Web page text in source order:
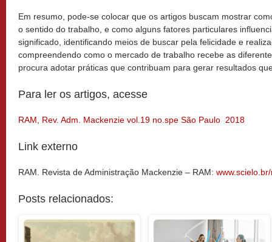
Em resumo, pode-se colocar que os artigos buscam mostrar
o sentido do trabalho, e como alguns fatores particulares
significado, identificando meios de buscar pela felicidade e
compreendendo como o mercado de trabalho recebe as
procura adotar práticas que contribuam para gerar resultados
Para ler os artigos, acesse
RAM, Rev. Adm. Mackenzie vol.19 no.spe São Paulo 2018
Link externo
RAM. Revista de Administração Mackenzie – RAM:
Posts relacionados: